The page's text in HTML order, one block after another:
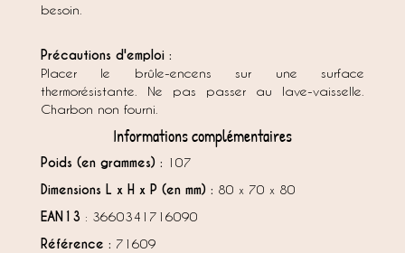
besoin.
Précautions d'emploi :
Placer le brûle-encens sur une surface
thermorésistante. Ne pas passer au lave-vaisselle.
Charbon non fourni.
Informations complémentaires
Poids (en grammes) : 107
Dimensions L x H x P (en mm) : 80 x 70 x 80
EAN13 : 3660341716090
Référence : 71609